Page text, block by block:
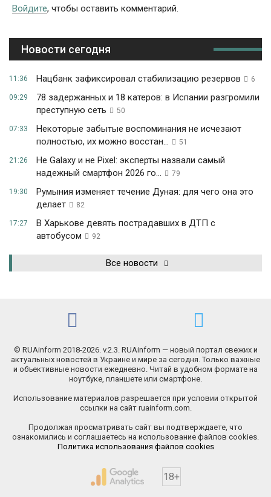
Войдите, чтобы оставить комментарий.
Новости сегодня
11:36 Нацбанк зафиксировал стабилизацию резервов 6
09:29
78 задержанных и 18 катеров: в Испании разгромили
преступную сеть
50
07:33
Некоторые забытые воспоминания не исчезают
полностью, их можно восстан...
51
21:26
Не Galaxy и не Pixel: эксперты назвали самый
надежный смартфон 2026 го...
79
19:30
Румыния изменяет течение Дуная: для чего она это
делает
82
17:27
В Харькове девять пострадавших в ДТП с
автобусом
92
Все новости
© RUAinform 2018-2026. v.2.3. RUAinform — новый портал свежих и
актуальных новостей в Украине и мире за сегодня. Только важные
и объективные новости ежедневно. Читай в удобном формате на
ноутбуке, планшете или смартфоне.
Использование материалов разрешается при условии открытой
ссылки на сайт ruainform.com.
Продолжая просматривать сайт вы подтверждаете, что
ознакомились и соглашаетесь на использование файлов cookies.
Политика использования файлов cookies
18+